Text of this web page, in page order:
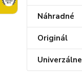
Náhradné
Originál
Univerzálne